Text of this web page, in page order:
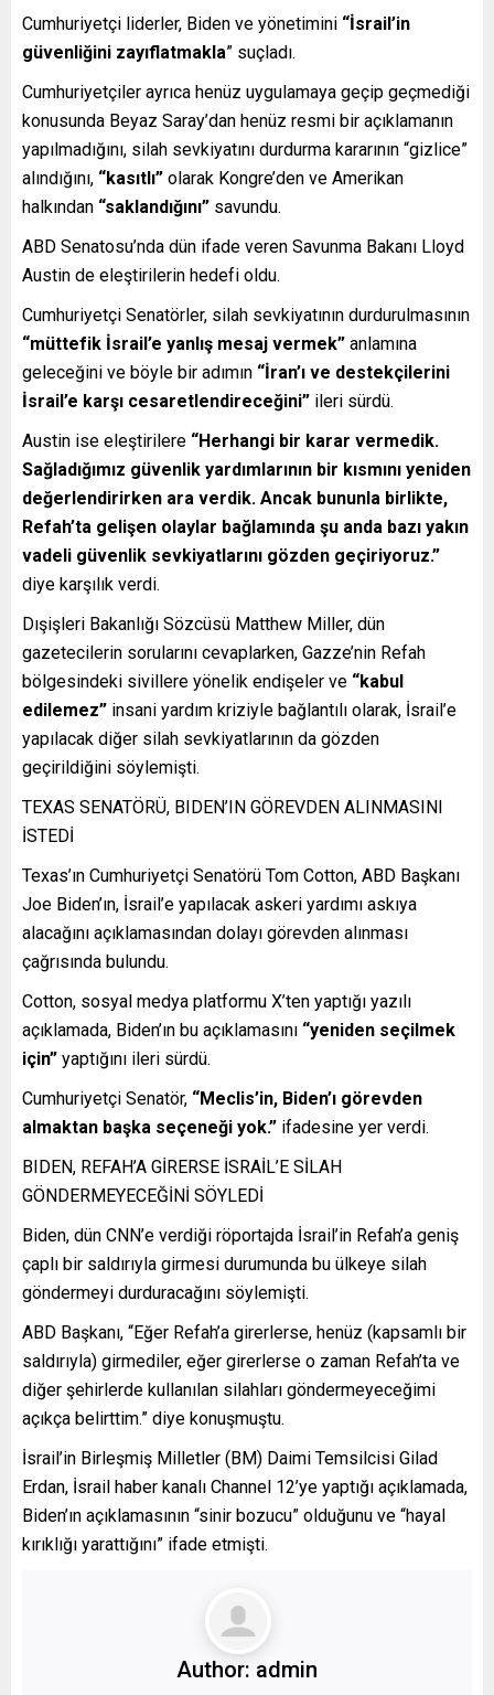
Cumhuriyetçi liderler, Biden ve yönetimini “İsrail’in
güvenliğini zayıflatmakla” suçladı.
Cumhuriyetçiler ayrıca henüz uygulamaya geçip geçmediği
konusunda Beyaz Saray’dan henüz resmi bir açıklamanın
yapılmadığını, silah sevkiyatını durdurma kararının “gizlice”
alındığını, “kasıtlı” olarak Kongre’den ve Amerikan
halkından “saklandığını” savundu.
ABD Senatosu’nda dün ifade veren Savunma Bakanı Lloyd
Austin de eleştirilerin hedefi oldu.
Cumhuriyetçi Senatörler, silah sevkiyatının durdurulmasının
“müttefik İsrail’e yanlış mesaj vermek” anlamına
geleceğini ve böyle bir adımın “İran’ı ve destekçilerini
İsrail’e karşı cesaretlendireceğini” ileri sürdü.
Austin ise eleştirilere “Herhangi bir karar vermedik.
Sağladığımız güvenlik yardımlarının bir kısmını yeniden
değerlendirirken ara verdik. Ancak bununla birlikte,
Refah’ta gelişen olaylar bağlamında şu anda bazı yakın
vadeli güvenlik sevkiyatlarını gözden geçiriyoruz.”
diye karşılık verdi.
Dışişleri Bakanlığı Sözcüsü Matthew Miller, dün
gazetecilerin sorularını cevaplarken, Gazze’nin Refah
bölgesindeki sivillere yönelik endişeler ve “kabul
edilemez” insani yardım kriziyle bağlantılı olarak, İsrail’e
yapılacak diğer silah sevkiyatlarının da gözden
geçirildiğini söylemişti.
TEXAS SENATÖRÜ, BIDEN’IN GÖREVDEN ALINMASINI
İSTEDİ
Texas’ın Cumhuriyetçi Senatörü Tom Cotton, ABD Başkanı
Joe Biden’ın, İsrail’e yapılacak askeri yardımı askıya
alacağını açıklamasından dolayı görevden alınması
çağrısında bulundu.
Cotton, sosyal medya platformu X’ten yaptığı yazılı
açıklamada, Biden’ın bu açıklamasını “yeniden seçilmek
için” yaptığını ileri sürdü.
Cumhuriyetçi Senatör, “Meclis’in, Biden’ı görevden
almaktan başka seçeneği yok.” ifadesine yer verdi.
BIDEN, REFAH’A GİRERSE İSRAİL’E SİLAH
GÖNDERMEYECEĞİNİ SÖYLEDİ
Biden, dün CNN’e verdiği röportajda İsrail’in Refah’a geniş
çaplı bir saldırıyla girmesi durumunda bu ülkeye silah
göndermeyi durduracağını söylemişti.
ABD Başkanı, “Eğer Refah’a girerlerse, henüz (kapsamlı bir
saldırıyla) girmediler, eğer girerlerse o zaman Refah’ta ve
diğer şehirlerde kullanılan silahları göndermeyeceğimi
açıkça belirttim.” diye konuşmuştu.
İsrail’in Birleşmiş Milletler (BM) Daimi Temsilcisi Gilad
Erdan, İsrail haber kanalı Channel 12’ye yaptığı açıklamada,
Biden’ın açıklamasının “sinir bozucu” olduğunu ve “hayal
kırıklığı yarattığını” ifade etmişti.
Author: admin